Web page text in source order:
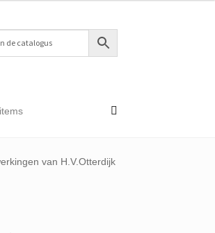
van H.V.Otterdijk